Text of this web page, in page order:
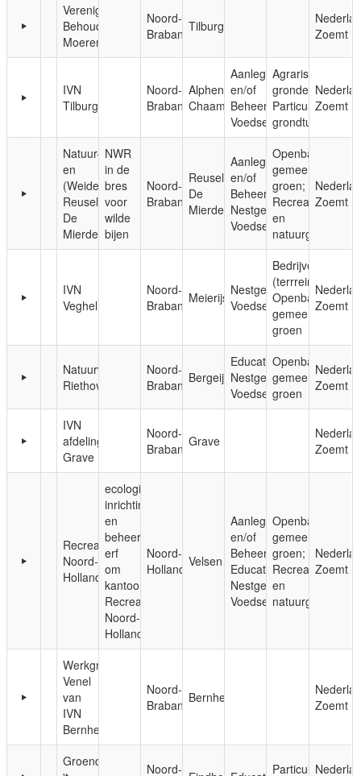
Vereniging
Behoud
Moerenburg
Noord-
Brabant Tilburg
Zoemt
IVN
Tilburg
Noord-
Brabant
Alphen-
Chaam
Aanleg
en/of
Beheer;
Voedsel
Agrarische
gronden;
Particuliere
grondtuinen
Zoemt
Natuur-
en
(Weide)vogelvereniging
Reusel-
De
Mierden
NWR
in de
bres
voor
wilde
bijen
Noord-
Brabant
Reusel-
De
Mierden
Aanleg
en/of
Beheer;
Nestgelegenheid;
Voedsel
Openbaar,
gemeentelijk
groen;
Recreatie-
en
natuurgebieden
Zoemt
IVN
Veghel
Noord-
Brabant MeierijstadNestgelegenheid;
Voedsel
Bedrijven
(terrreinen);
Openbaar,
gemeentelijk
groen
Zoemt
Natuurwerkgroep
Riethoven
Noord-
Brabant Bergeijk
Educatie;
Nestgelegenheid;
Voedsel
Openbaar,
gemeentelijk
groen
Zoemt
IVN
afdeling
Grave
Noord-
Brabant Grave
Zoemt
Recreatie
Noord-
Holland
ecologische
inrichting
en
beheer
erf
om
kantoor
Recreatie
Noord-
Holland
Noord-
Holland Velsen
Aanleg
en/of
Beheer;
Educatie;
Nestgelegenheid;
Voedsel
Openbaar,
gemeentelijk
groen;
Recreatie-
en
natuurgebieden
Zoemt
Werkgroep
Venel
van
IVN
Bernheze
Noord-
Brabant Bernheze
Zoemt
Groendomein
Noord-
Particuliere